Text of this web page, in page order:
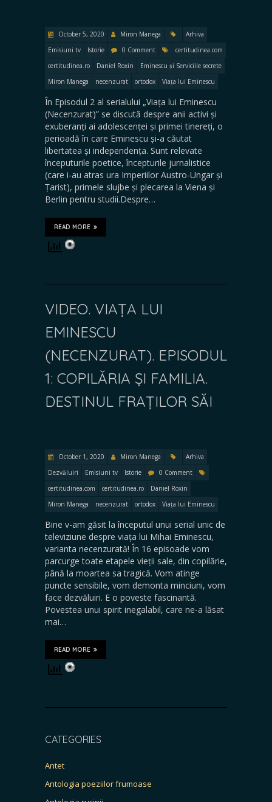
October 5, 2020 Miron Manega
Arhiva
Emisiuni tv
Istorie 0 Comment
certitudinea.com
certitudinea.ro
Daniel Roxin
Eminescu și Serviciile secrete
Miron Manega
necenzurat ortodox Viața lui Eminescu
În Episodul 2 al serialului „Viața lui Eminescu
(Necenzurat)” se discută despre anii activi și
exuberanți ai adolescenței și primei tinereți, o
perioadă în care Eminescu și-a căutat
libertatea și independența. Sunt relevate
începuturile poetice, începturile jurnalistice
(care i-au atras ura Imperiilor Austro-Ungar și
Țarist), primele slujbe și plecarea la Viena și
Berlin pentru studii.Despre…
READ MORE
VIDEO. VIAȚA LUI
EMINESCU
(NECENZURAT). EPISODUL
1: COPILĂRIA ȘI FAMILIA.
DESTINUL FRAȚILOR SĂI
October 1, 2020 Miron Manega
Arhiva
Dezvăluiri
Emisiuni tv Istorie
0 Comment
certitudinea.com
certitudinea.ro
Daniel Roxin
Miron Manega
necenzurat ortodox Viața lui Eminescu
Bine v-am găsit la începutul unui serial unic de
televiziune despre viața lui Mihai Eminescu,
varianta necenzurată! În 16 episoade vom
parcurge toate etapele vieții sale, din copilărie,
până la moartea sa tragică. Vom atinge
puncte sensibile, vom demonta minciuni, vom
face dezvăluiri. E o poveste fascinantă.
Povestea unui spirit inegalabil, care ne-a lăsat
mai…
READ MORE
CATEGORIES
Antet
Antologia poeziilor frumoase